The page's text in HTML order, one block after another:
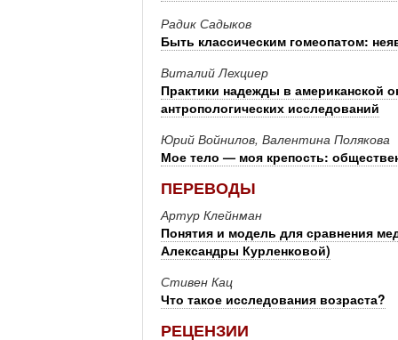
Радик Садыков
Быть классическим гомеопатом:
Виталий Лехциер
Практики надежды в американской
антропологических исследований
Юрий Войнилов, Валентина Полякова
Мое тело — моя крепость:
ПЕРЕВОДЫ
Артур Клейнман
Понятия и модель для сравнения
Александры Курленковой)
Стивен Кац
Что такое исследования возраста?
РЕЦЕНЗИИ